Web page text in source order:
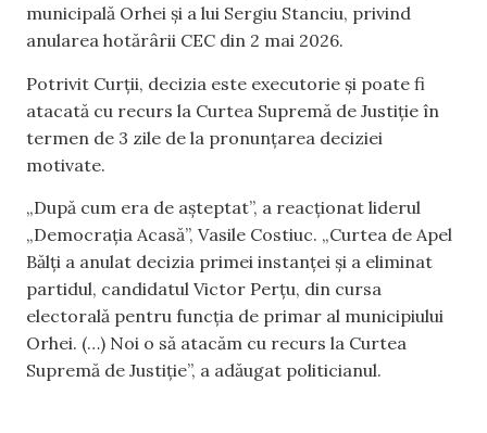
municipală Orhei și a lui Sergiu Stanciu, privind
anularea hotărârii CEC din 2 mai 2026.
Potrivit Curții, decizia este executorie și poate fi
atacată cu recurs la Curtea Supremă de Justiție în
termen de 3 zile de la pronunțarea deciziei
motivate.
„După cum era de așteptat”, a reacționat liderul
„Democrația Acasă”, Vasile Costiuc. „Curtea de Apel
Bălți a anulat decizia primei instanței și a eliminat
partidul, candidatul Victor Perțu, din cursa
electorală pentru funcția de primar al municipiului
Orhei. (…) Noi o să atacăm cu recurs la Curtea
Supremă de Justiție”, a adăugat politicianul.